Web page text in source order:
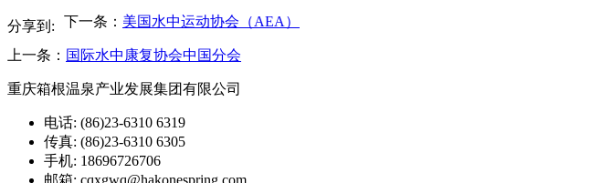
分享到: 下一条： 美国水中运动协会（AEA）
上一条： 国际水中康复协会中国分会
重庆箱根温泉产业发展集团有限公司
电话: (86)23-6310 6319
传真: (86)23-6310 6305
手机: 18696726706
邮箱: cqxgwq@hakonespring.com